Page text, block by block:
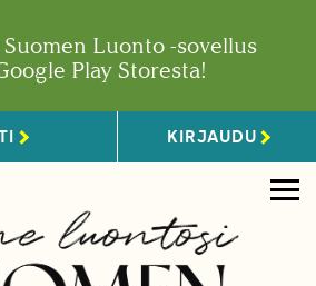
Suomen Luonto -sovellus
Play Storesta!
KIRJAUDU